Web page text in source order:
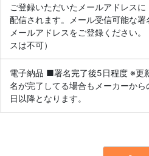
ご登録いただいたメールアドレス
配信されます。メール受信可能な署
メールアドレスをご登録ください
スは不可）
電子納品 ■署名完了後5日程度 ※更
名が完了してる場合もメーカーから
日以降となります。